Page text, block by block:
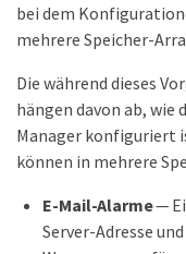
bei dem
mehrere Speicher-
Die während dieses
hängen davon ab, wie
Manager konfiguriert
können in mehrere
E-Mail-Alarme—
Server-Adresse